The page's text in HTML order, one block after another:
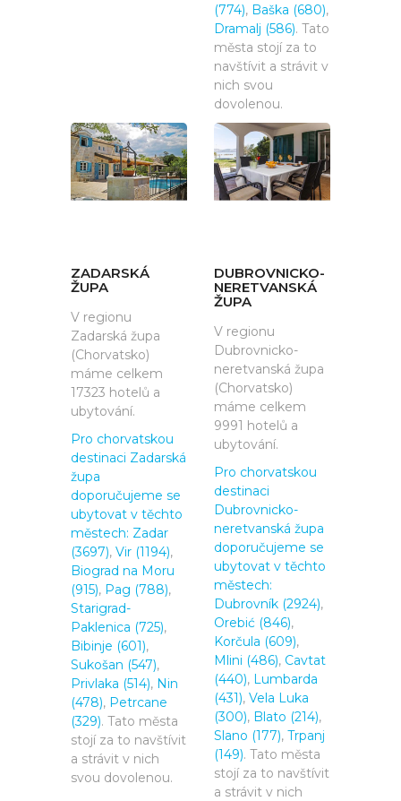
(774), Baška (680),
Dramalj (586). Tato
města stojí za to
navštívit a strávit v
nich svou
dovolenou.
ZADARSKÁ
ŽUPA
V regionu
Zadarská župa
(Chorvatsko)
máme celkem
17323 hotelů a
ubytování.
Pro chorvatskou
destinaci Zadarská
župa
doporučujeme se
ubytovat v těchto
městech: Zadar
(3697), Vir (1194),
Biograd na Moru
(915), Pag (788),
Starigrad-
Paklenica (725),
Bibinje (601),
Sukošan (547),
Privlaka (514), Nin
(478), Petrcane
(329). Tato města
stojí za to navštívit
a strávit v nich
svou dovolenou.
DUBROVNICKO-
NERETVANSKÁ
ŽUPA
V regionu
Dubrovnicko-
neretvanská župa
(Chorvatsko)
máme celkem
9991 hotelů a
ubytování.
Pro chorvatskou
destinaci
Dubrovnicko-
neretvanská župa
doporučujeme se
ubytovat v těchto
městech:
Dubrovník (2924),
Orebić (846),
Korčula (609),
Mlini (486), Cavtat
(440), Lumbarda
(431), Vela Luka
(300), Blato (214),
Slano (177), Trpanj
(149). Tato města
stojí za to navštívit
a strávit v nich